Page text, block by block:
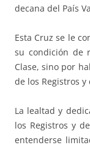
decana del País
Esta Cruz se le
su condición de
Clase, sino por
de los Registros
La lealtad y
los Registros y
entenderse